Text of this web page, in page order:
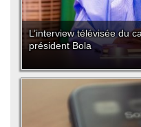
L’interview télévisée du
président Bola